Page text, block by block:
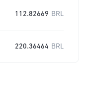
112.82669 BRL
220.36464 BRL